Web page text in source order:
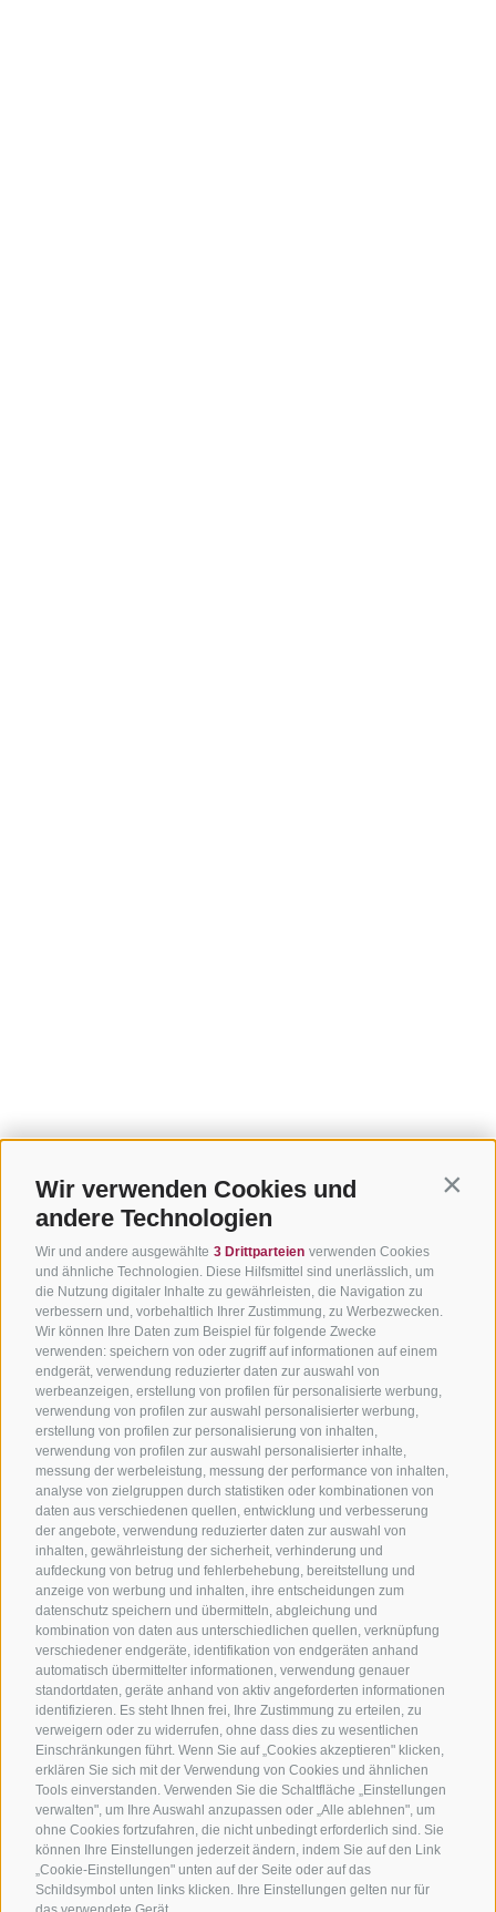
Wir verwenden Cookies und
andere Technologien
Wir und andere ausgewählte 3 Drittparteien verwenden Cookies
und ähnliche Technologien. Diese Hilfsmittel sind unerlässlich, um
die Nutzung digitaler Inhalte zu gewährleisten, die Navigation zu
verbessern und, vorbehaltlich Ihrer Zustimmung, zu Werbezwecken.
Wir können Ihre Daten zum Beispiel für folgende Zwecke
verwenden: speichern von oder zugriff auf informationen auf einem
endgerät, verwendung reduzierter daten zur auswahl von
werbeanzeigen, erstellung von profilen für personalisierte werbung,
verwendung von profilen zur auswahl personalisierter werbung,
erstellung von profilen zur personalisierung von inhalten,
verwendung von profilen zur auswahl personalisierter inhalte,
messung der werbeleistung, messung der performance von inhalten,
analyse von zielgruppen durch statistiken oder kombinationen von
daten aus verschiedenen quellen, entwicklung und verbesserung
der angebote, verwendung reduzierter daten zur auswahl von
inhalten, gewährleistung der sicherheit, verhinderung und
aufdeckung von betrug und fehlerbehebung, bereitstellung und
anzeige von werbung und inhalten, ihre entscheidungen zum
datenschutz speichern und übermitteln, abgleichung und
kombination von daten aus unterschiedlichen quellen, verknüpfung
verschiedener endgeräte, identifikation von endgeräten anhand
automatisch übermittelter informationen, verwendung genauer
standortdaten, geräte anhand von aktiv angeforderten informationen
identifizieren. Es steht Ihnen frei, Ihre Zustimmung zu erteilen, zu
verweigern oder zu widerrufen, ohne dass dies zu wesentlichen
Einschränkungen führt. Wenn Sie auf „Cookies akzeptieren" klicken,
erklären Sie sich mit der Verwendung von Cookies und ähnlichen
Tools einverstanden. Verwenden Sie die Schaltfläche „Einstellungen
verwalten", um Ihre Auswahl anzupassen oder „Alle ablehnen", um
ohne Cookies fortzufahren, die nicht unbedingt erforderlich sind. Sie
können Ihre Einstellungen jederzeit ändern, indem Sie auf den Link
„Cookie-Einstellungen" unten auf der Seite oder auf das
Schildsymbol unten links klicken. Ihre Einstellungen gelten nur für